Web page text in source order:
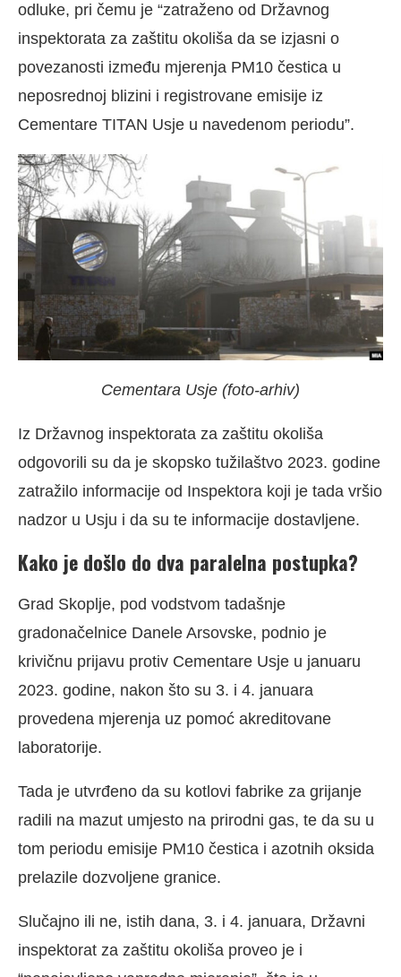
odluke, pri čemu je “zatraženo od Državnog
inspektorata za zaštitu okoliša da se izjasni o
povezanosti između mjerenja PM10 čestica u
neposrednoj blizini i registrovane emisije iz
Cementare TITAN Usje u navedenom periodu”.
Cementara Usje (foto-arhiv)
Iz Državnog inspektorata za zaštitu okoliša
odgovorili su da je skopsko tužilaštvo 2023. godine
zatražilo informacije od Inspektora koji je tada vršio
nadzor u Usju i da su te informacije dostavljene.
Kako je došlo do dva paralelna postupka?
Grad Skoplje, pod vodstvom tadašnje
gradonačelnice Danele Arsovske, podnio je
krivičnu prijavu protiv Cementare Usje u januaru
2023. godine, nakon što su 3. i 4. januara
provedena mjerenja uz pomoć akreditovane
laboratorije.
Tada je utvrđeno da su kotlovi fabrike za grijanje
radili na mazut umjesto na prirodni gas, te da su u
tom periodu emisije PM10 čestica i azotnih oksida
prelazile dozvoljene granice.
Slučajno ili ne, istih dana, 3. i 4. januara, Državni
inspektorat za zaštitu okoliša proveo je i